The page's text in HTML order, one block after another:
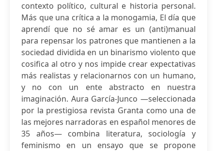
contexto político, cultural e historia personal.
Más que una crítica a la monogamia, El día que
aprendí que no sé amar es un (anti)manual
para repensar los patrones que mantienen a la
sociedad dividida en un binarismo violento que
cosifica al otro y nos impide crear expectativas
más realistas y relacionarnos con un humano,
y no con un ente abstracto en nuestra
imaginación. Aura García-Junco —seleccionada
por la prestigiosa revista Granta como una de
las mejores narradoras en español menores de
35 años— combina literatura, sociología y
feminismo en un ensayo que se propone